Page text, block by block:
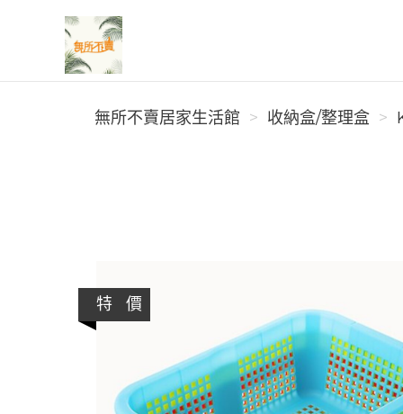
無所不賣居家生活館
無所不賣居家生活館
收納盒/整理盒
特 價